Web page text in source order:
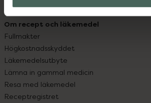
Köpvillkor
Om recept och läkemedel
Fullmakter
Högkostnadsskyddet
Läkemedelsutbyte
Lämna in gammal medicin
Resa med läkemedel
Receptregistret